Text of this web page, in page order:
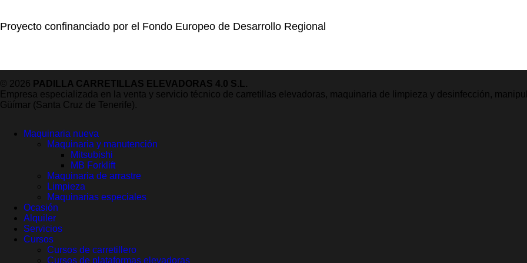
Proyecto confinanciado por el Fondo Europeo de Desarrollo Regional
© 2026 PADILLA CARRETILLAS ELEVADORAS 4.0 S.L.
Empresa especializada en la venta y servicio técnico de carretillas elevadoras, maquinaria de limpieza y desinfección,
Güímar (Santa Cruz de Tenerife).
Maquinaria nueva
Maquinaria y manutención
Mitsubishi
MB Forklift
Maquinaria de arrastre
Limpieza
Maquinarias especiales
Ocasión
Alquiler
Servicios
Cursos
Cursos de carretillero
Cursos de plataformas elevadoras